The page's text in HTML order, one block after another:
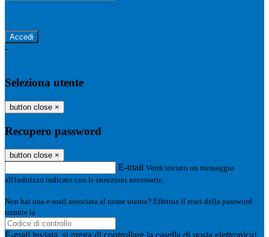
-
Seleziona utente
button close ×
Recupero password
button close ×
E-mail Verrà inviato un messaggio
all'indirizzo indicato con le istruzioni necessarie.
Non hai una e-mail associata al nome utente? Effettua il reset della password
tramite la